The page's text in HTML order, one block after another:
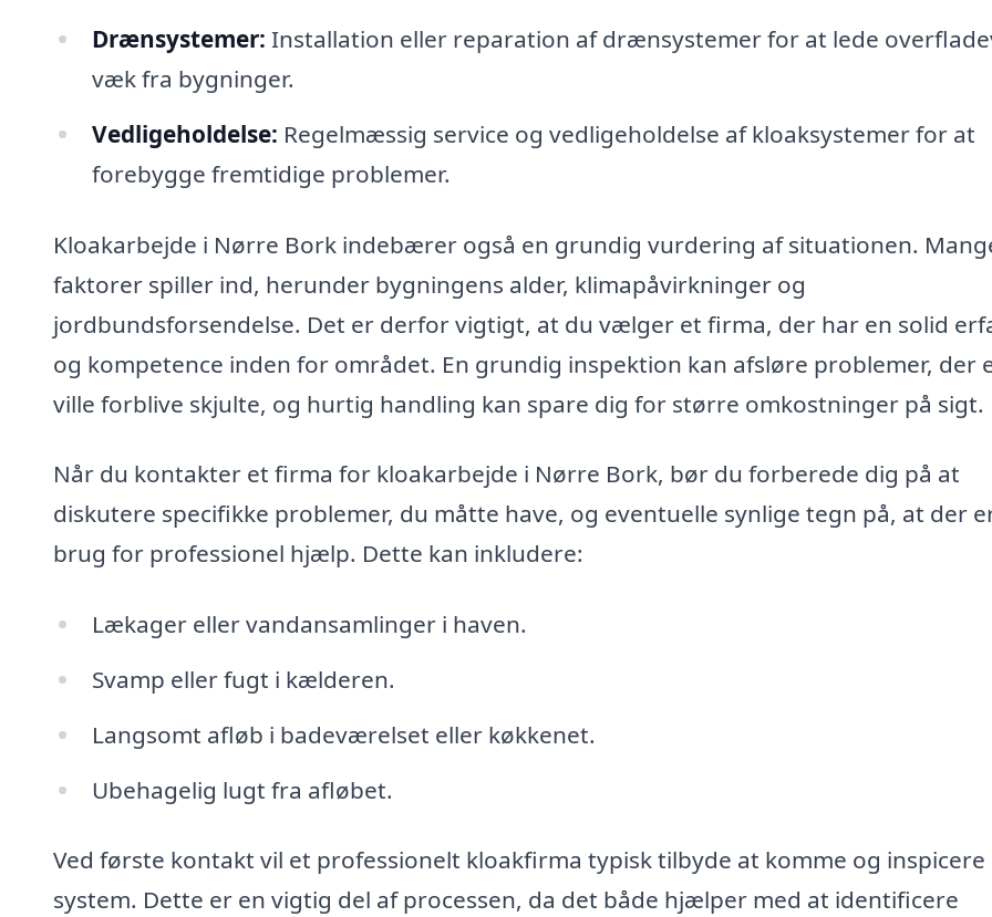
Drænsystemer: Installation eller reparation af drænsystemer for at lede
væk fra bygninger.
Vedligeholdelse: Regelmæssig service og vedligeholdelse af kloaksystemer for at
forebygge fremtidige problemer.
Kloakarbejde i Nørre Bork indebærer også en grundig vurdering af situationen.
faktorer spiller ind, herunder bygningens alder, klimapåvirkninger og
jordbundsforsendelse. Det er derfor vigtigt, at du vælger et firma, der har en solid
og kompetence inden for området. En grundig inspektion kan afsløre problemer, der
ville forblive skjulte, og hurtig handling kan spare dig for større omkostninger på sigt.
Når du kontakter et firma for kloakarbejde i Nørre Bork, bør du forberede dig på at
diskutere specifikke problemer, du måtte have, og eventuelle synlige tegn på, at der
brug for professionel hjælp. Dette kan inkludere:
Lækager eller vandansamlinger i haven.
Svamp eller fugt i kælderen.
Langsomt afløb i badeværelset eller køkkenet.
Ubehagelig lugt fra afløbet.
Ved første kontakt vil et professionelt kloakfirma typisk tilbyde at komme og
system. Dette er en vigtig del af processen, da det både hjælper med at identificere